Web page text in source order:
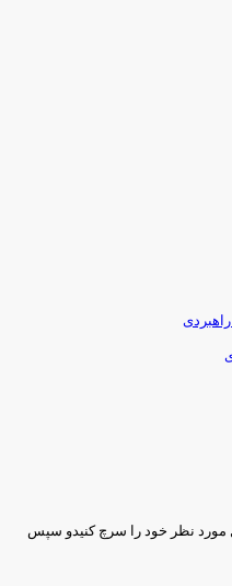
نظر خود را سرچ کنیدو سپس